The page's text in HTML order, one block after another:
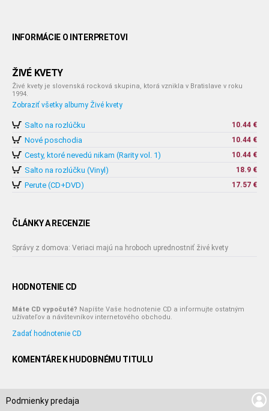
INFORMÁCIE O INTERPRETOVI
ŽIVÉ KVETY
Živé kvety je slovenská rocková skupina, ktorá vznikla v Bratislave v roku
1994.
Zobraziť všetky albumy Živé kvety
Salto na rozlúčku 10.44 €
Nové poschodia 10.44 €
Cesty, ktoré nevedú nikam (Rarity vol. 1) 10.44 €
Salto na rozlúčku (Vinyl) 18.9 €
Perute (CD+DVD) 17.57 €
ČLÁNKY A RECENZIE
Správy z domova: Veriaci majú na hroboch uprednostniť živé kvety
HODNOTENIE CD
Máte CD vypočuté? Napíšte Vaše hodnotenie CD a informujte ostatným
užívateľov a návštevníkov internetového obchodu.
Zadať hodnotenie CD
KOMENTÁRE K HUDOBNÉMU TITULU
Podmienky predaja